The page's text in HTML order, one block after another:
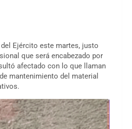
Ejército este martes, justo
que será encabezado por
afectado con lo que llaman
mantenimiento del material